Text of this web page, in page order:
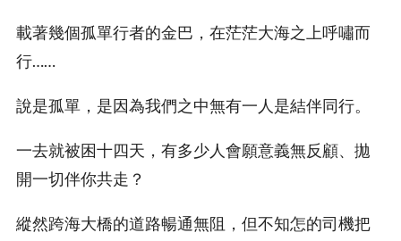
載著幾個孤單行者的金巴，在茫茫大海之上呼嘯而
行……
說是孤單，是因為我們之中無有一人是結伴同行。
一去就被困十四天，有多少人會願意義無反顧、拋
開一切伴你共走？
縱然跨海大橋的道路暢通無阻，但不知怎的司機把